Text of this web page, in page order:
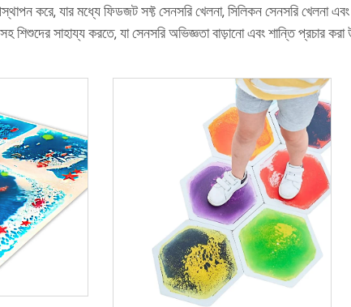
যার মধ্যে ফিডজট সফ্ট সেনসরি খেলনা, সিলিকন সেনসরি খেলনা
সাহায্য করতে, যা সেনসরি অভিজ্ঞতা বাড়ানো এবং শান্তি প্রচার করা